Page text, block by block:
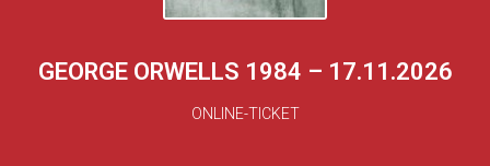
GEORGE ORWELLS 1984 – 17.11.2026
ONLINE-TICKET